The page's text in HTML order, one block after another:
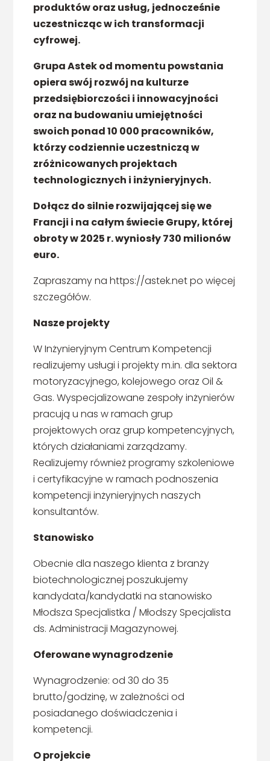
produktów oraz usług, jednocześnie
uczestnicząc w ich transformacji
cyfrowej.
Grupa Astek od momentu powstania
opiera swój rozwój na kulturze
przedsiębiorczości i innowacyjności
oraz na budowaniu umiejętności
swoich ponad 10 000 pracowników,
którzy codziennie uczestniczą w
zróżnicowanych projektach
technologicznych i inżynieryjnych.
Dołącz do silnie rozwijającej się we
Francji i na całym świecie Grupy, której
obroty w 2025 r. wyniosły 730 milionów
euro.
Zapraszamy na https://astek.net po więcej
szczegółów.
Nasze projekty
W Inżynieryjnym Centrum Kompetencji
realizujemy usługi i projekty m.in. dla sektora
motoryzacyjnego, kolejowego oraz Oil &
Gas. Wyspecjalizowane zespoły inżynierów
pracują u nas w ramach grup
projektowych oraz grup kompetencyjnych,
których działaniami zarządzamy.
Realizujemy również programy szkoleniowe
i certyfikacyjne w ramach podnoszenia
kompetencji inżynieryjnych naszych
konsultantów.
Stanowisko
Obecnie dla naszego klienta z branży
biotechnologicznej poszukujemy
kandydata/kandydatki na stanowisko
Młodsza Specjalistka / Młodszy Specjalista
ds. Administracji Magazynowej.
Oferowane wynagrodzenie
Wynagrodzenie: od 30 do 35
brutto/godzinę, w zależności od
posiadanego doświadczenia i
kompetencji.
O projekcie